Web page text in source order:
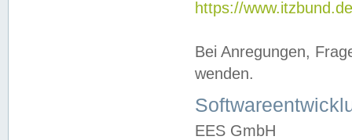
https://
Bei Anregungen,
wenden.
EES GmbH